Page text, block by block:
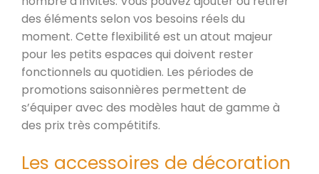
des éléments selon vos besoins réels du
moment. Cette flexibilité est un atout majeur
pour les petits espaces qui doivent rester
fonctionnels au quotidien. Les périodes de
promotions saisonnières permettent de
s’équiper avec des modèles haut de gamme à
des prix très compétitifs.
Les accessoires de décoration